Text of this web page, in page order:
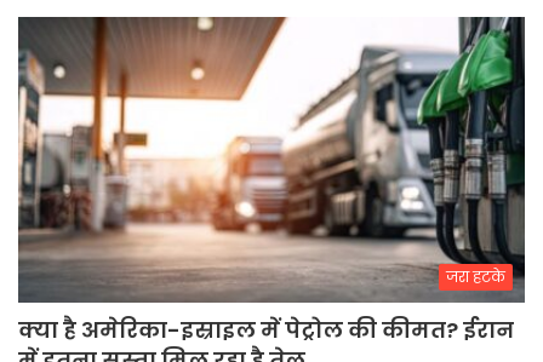
जरा हटके
क्या है अमेरिका-इस्राइल में पेट्रोल की कीमत? ईरान